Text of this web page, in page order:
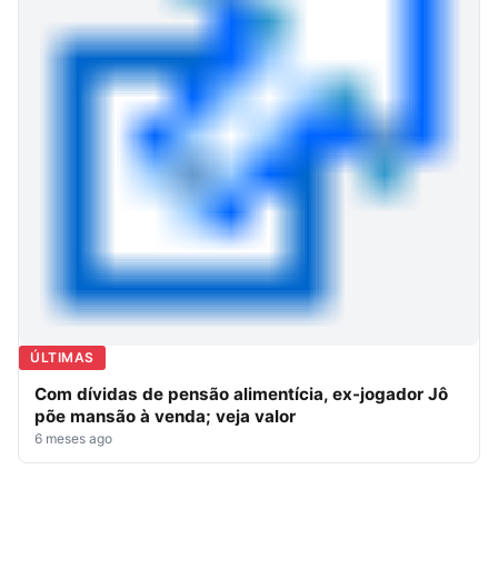
ÚLTIMAS
Com dívidas de pensão alimentícia, ex-jogador Jô
põe mansão à venda; veja valor
6 meses ago